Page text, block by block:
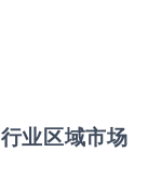
行业区域市场